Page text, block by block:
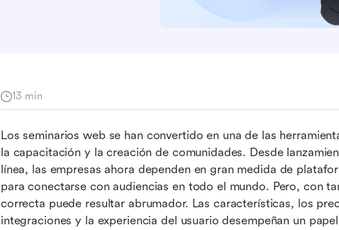
13 min
Los seminarios web se han convertido en una de las
la capacitación y la creación de comunidades. Desde
línea, las empresas ahora dependen en gran medida de
para conectarse con audiencias en todo el mundo. Pero, con
correcta puede resultar abrumador. Las características, los
integraciones y la experiencia del usuario desempeñan un